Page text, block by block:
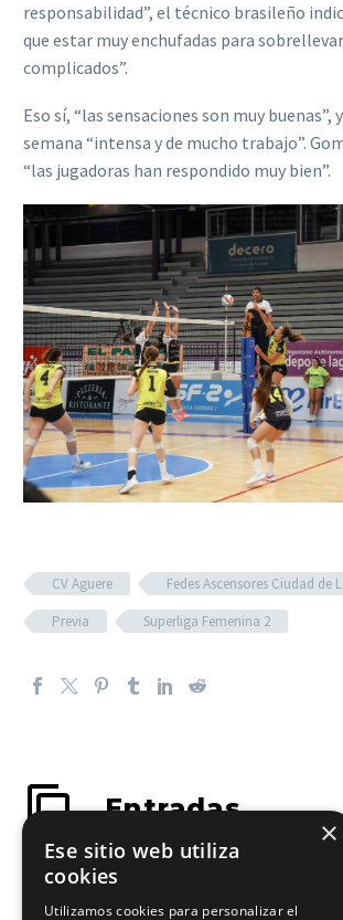
responsabilidad”, el técnico brasileño
que estar muy enchufadas para
complicados”.
Eso sí, “las sensaciones son muy buenas”,
semana “intensa y de mucho trabajo”.
“las jugadoras han respondido muy bien”.
CV Aguere
Fedes Ascensores Ciudad de
Previa
Superliga Femenina 2
Entradas
relacionadas
×
Ese sitio web utiliza
cookies
Utilizamos cookies para personalizar el